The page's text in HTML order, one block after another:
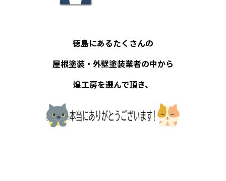
徳島にあるたくさんの
屋根塗装・外壁塗装業者の中から
煌工房を選んで頂き、